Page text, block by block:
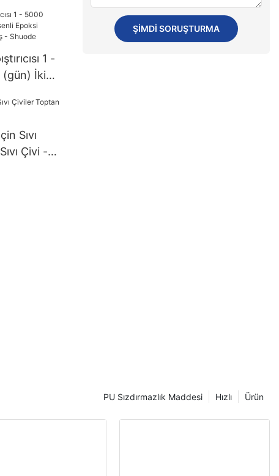
1 -
İki
Sıvı
Çivi -
ŞIMDI SORUŞTURMA
Ürün
Hızlı
PU Sızdırmazlık Maddesi